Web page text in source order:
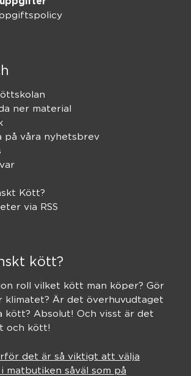
ner material
på våra nyhetsbrev
Kött?
via RSS
kött?
roll vilket kött man köper? Gör
klimatet? Är det överhuvudtaget
kött? Absolut! Och visst är det
och kött!
det är så viktigt att välja
matbutiken såväl som på